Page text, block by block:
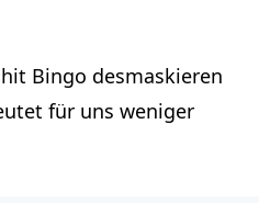
Bingo desmaskieren
für uns weniger